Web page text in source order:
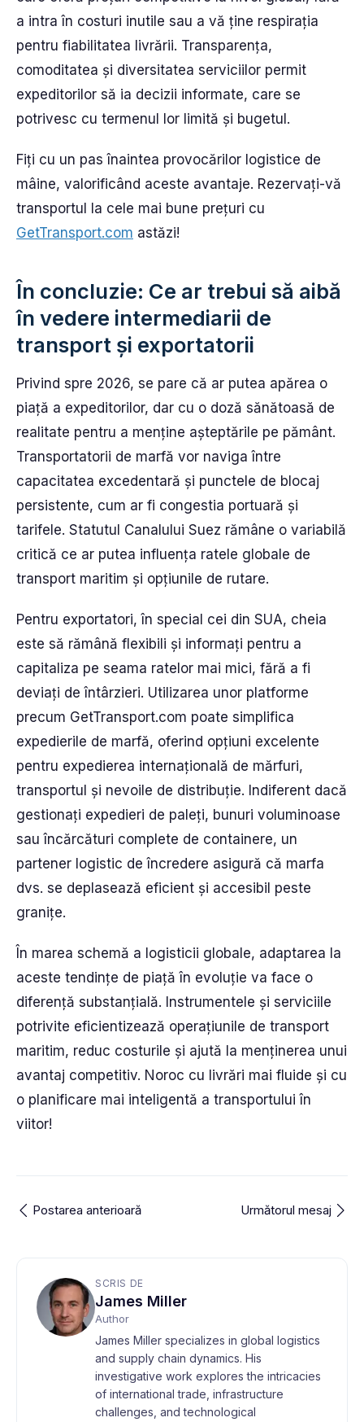
a intra în costuri inutile sau a vă ține respirația
pentru fiabilitatea livrării. Transparența,
comoditatea și diversitatea serviciilor permit
expeditorilor să ia decizii informate, care se
potrivesc cu termenul lor limită și bugetul.
Fiți cu un pas înaintea provocărilor logistice de
mâine, valorificând aceste avantaje. Rezervați-vă
transportul la cele mai bune prețuri cu
GetTransport.com astăzi!
În concluzie: Ce ar trebui să aibă
în vedere intermediarii de
transport și exportatorii
Privind spre 2026, se pare că ar putea apărea o
piață a expeditorilor, dar cu o doză sănătoasă de
realitate pentru a menține așteptările pe pământ.
Transportatorii de marfă vor naviga între
capacitatea excedentară și punctele de blocaj
persistente, cum ar fi congestia portuară și
tarifele. Statutul Canalului Suez rămâne o variabilă
critică ce ar putea influența ratele globale de
transport maritim și opțiunile de rutare.
Pentru exportatori, în special cei din SUA, cheia
este să rămână flexibili și informați pentru a
capitaliza pe seama ratelor mai mici, fără a fi
deviați de întârzieri. Utilizarea unor platforme
precum GetTransport.com poate simplifica
expedierile de marfă, oferind opțiuni excelente
pentru expedierea internațională de mărfuri,
transportul și nevoile de distribuție. Indiferent dacă
gestionați expedieri de paleți, bunuri voluminoase
sau încărcături complete de containere, un
partener logistic de încredere asigură că marfa
dvs. se deplasează eficient și accesibil peste
granițe.
În marea schemă a logisticii globale, adaptarea la
aceste tendințe de piață în evoluție va face o
diferență substanțială. Instrumentele și serviciile
potrivite eficientizează operațiunile de transport
maritim, reduc costurile și ajută la menținerea unui
avantaj competitiv. Noroc cu livrări mai fluide și cu
o planificare mai inteligentă a transportului în
viitor!
Postarea anterioară Următorul mesaj
SCRIS DE
James Miller
Author
James Miller specializes in global logistics
and supply chain dynamics. His
investigative work explores the intricacies
of international trade, infrastructure
challenges, and technological